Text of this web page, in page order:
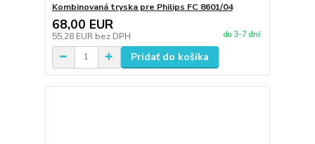
Kombinovaná tryska pre Philips FC 8601/04
68,00 EUR
55,28 EUR bez DPH do 3-7 dní
Pridať do košíka